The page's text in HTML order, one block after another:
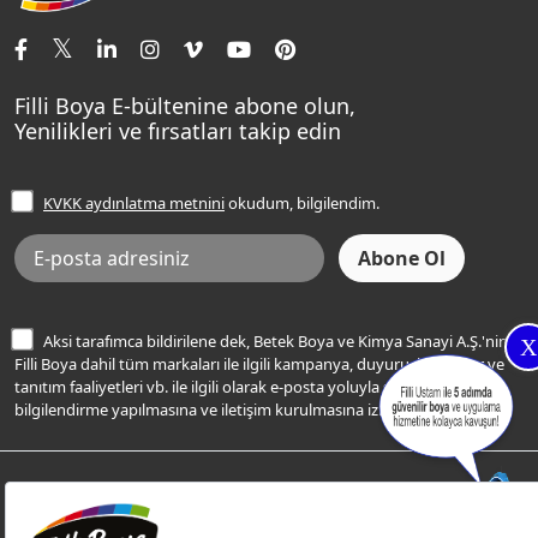
X
Tavan Boyaları
Ev Bakım ve Hobi Boyaları
Yatak Odası Renkleri
Sentomaxx Sentetik Boya
Sentomaxx İpeksi Mat
Momento Life
Şampanya Rengi
Açık Mavi Rengi
Frezya Rengi
İletişim Bilgilerimiz
Renk Danışma
Filli Ustam
Sıkça Sorulan Sorular
Ücretsiz Yalıtım Keşif Hizmeti
Bilgi Toplumu Hizmetleri
İnternet Sitesi Kullanım Koşulları
KVKK Talep Formu
KVKK Aydınlatma Metni
Filli Boya E-bültenine abone olun,
Yenilikleri ve fırsatları takip edin
KVKK aydınlatma metniniokudum, bilgilendim.
Aksi tarafımca bildirilene dek, Betek Boya ve Kimya Sanayi A.Ş.'nin
Filli Boya dahil tüm markaları ile ilgili kampanya, duyuru, hizmetler ve
tanıtım faaliyetleri vb. ile ilgili olarak e-posta yoluyla şahsıma
bilgilendirme yapılmasına ve iletişim kurulmasına izin veriyorum.